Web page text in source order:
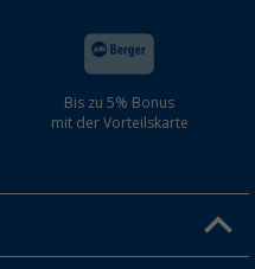
Bis zu 5% Bonus
mit der Vorteilskarte